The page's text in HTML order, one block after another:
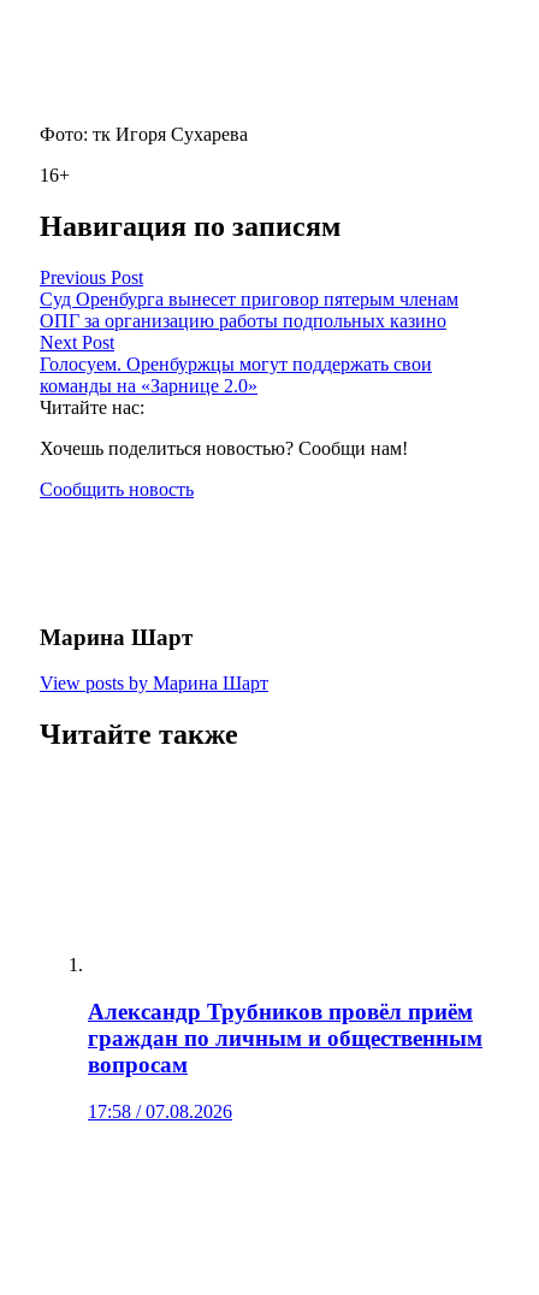
Фото: тк Игоря Сухарева
16+
Навигация по записям
Previous Post
Суд Оренбурга вынесет приговор пятерым членам
ОПГ за организацию работы подпольных казино
Next Post
Голосуем. Оренбуржцы могут поддержать свои
команды на «Зарнице 2.0»
Читайте нас:
Хочешь поделиться новостью? Сообщи нам!
Сообщить новость
Марина Шарт
View posts by Марина Шарт
Читайте также
Александр Трубников провёл приём
граждан по личным и общественным
вопросам
17:58 / 07.08.2026